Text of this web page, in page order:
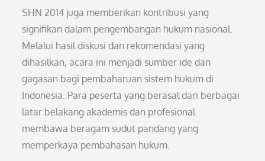
SHN 2014 juga memberikan kontribusi yang
signifikan dalam pengembangan hukum nasional.
Melalui hasil diskusi dan rekomendasi yang
dihasilkan, acara ini menjadi sumber ide dan
gagasan bagi pembaharuan sistem hukum di
Indonesia. Para peserta yang berasal dari berbagai
latar belakang akademis dan profesional
membawa beragam sudut pandang yang
memperkaya pembahasan hukum.